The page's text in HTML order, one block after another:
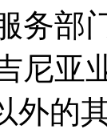
务部
尼亚
外的